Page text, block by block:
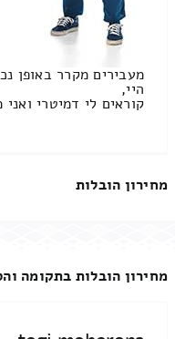
מעבירים מקרר באופן
היי,
קוראים לי דמיטרי
מחירון הובלות
מחירון הובלות בתקומה